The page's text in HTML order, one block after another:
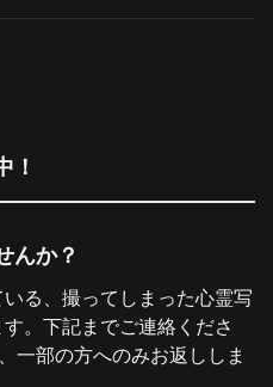
！
んか？
る、撮ってしまった心霊写
。下記までご連絡くださ
一部の方へのみお返ししま